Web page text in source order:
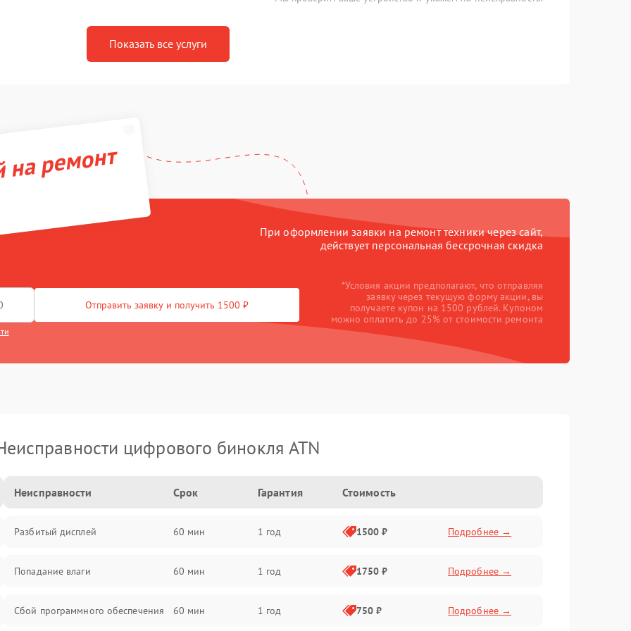
Показать все услуги
ремонт
При оформлении заявки на ремонт техники через сайт,
действует персональная бессрочная скидка
Отправить заявку и получить 1500 ₽
*Условия акции предполагают, что отправляя
заявку через текущую форму акции, вы
получаете купон на 1500 рублей. Купоном
можно оплатить до 25% от стоимости ремонта
цифрового бинокля ATN
Неисправности Срок Гарантия Стоимость
Разбитый дисплей 60 мин 1 год 1500 ₽ Подробнее →
Попадание влаги 60 мин 1 год 1750 ₽ Подробнее →
Сбой программного обеспечения 60 мин 1 год 750 ₽ Подробнее →